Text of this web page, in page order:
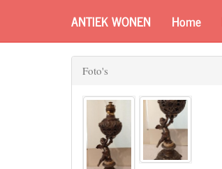
ANTIEK WONEN Home
Foto's